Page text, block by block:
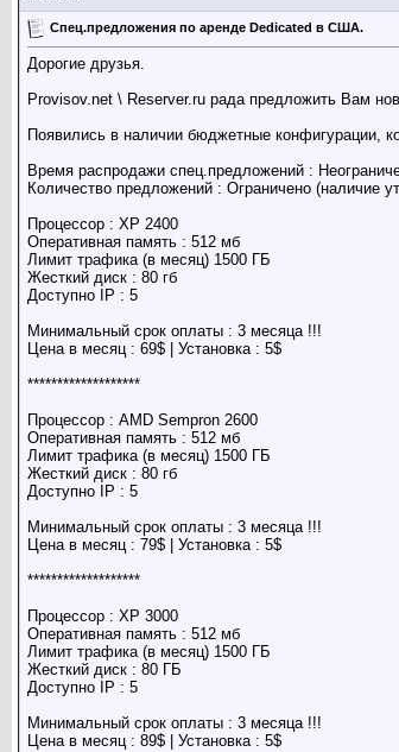
Спец.предложения по аренде Dedicated в США.
Дорогие друзья.
Provisov.net \ Reserver.ru рада предложить Вам
Появились в наличии бюджетные конфигурации,
Время распродажи спец.предложений :
Количество предложений : Ограничено (наличие
Процессор : XP 2400
Оперативная память : 512 мб
Лимит трафика (в месяц) 1500 ГБ
Жесткий диск : 80 гб
Доступно IP : 5
Минимальный срок оплаты : 3 месяца !!!
Цена в месяц : 69$ | Установка : 5$
*******************
Процессор : AMD Sempron 2600
Оперативная память : 512 мб
Лимит трафика (в месяц) 1500 ГБ
Жесткий диск : 80 гб
Доступно IP : 5
Минимальный срок оплаты : 3 месяца !!!
Цена в месяц : 79$ | Установка : 5$
*******************
Процессор : XP 3000
Оперативная память : 512 мб
Лимит трафика (в месяц) 1500 ГБ
Жесткий диск : 80 ГБ
Доступно IP : 5
Минимальный срок оплаты : 3 месяца !!!
Цена в месяц : 89$ | Установка : 5$